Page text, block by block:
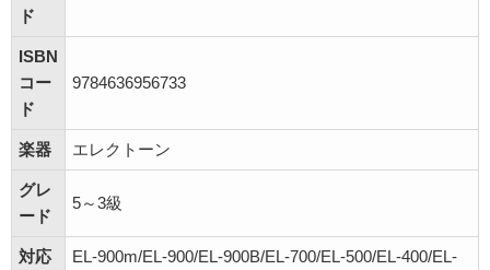
ド
ISBN
コー
ド
9784636956733
楽器 エレクトーン
グレ
ード
5～3級
対応
EL-900m/EL-900/EL-900B/EL-700/EL-500/EL-400/EL-